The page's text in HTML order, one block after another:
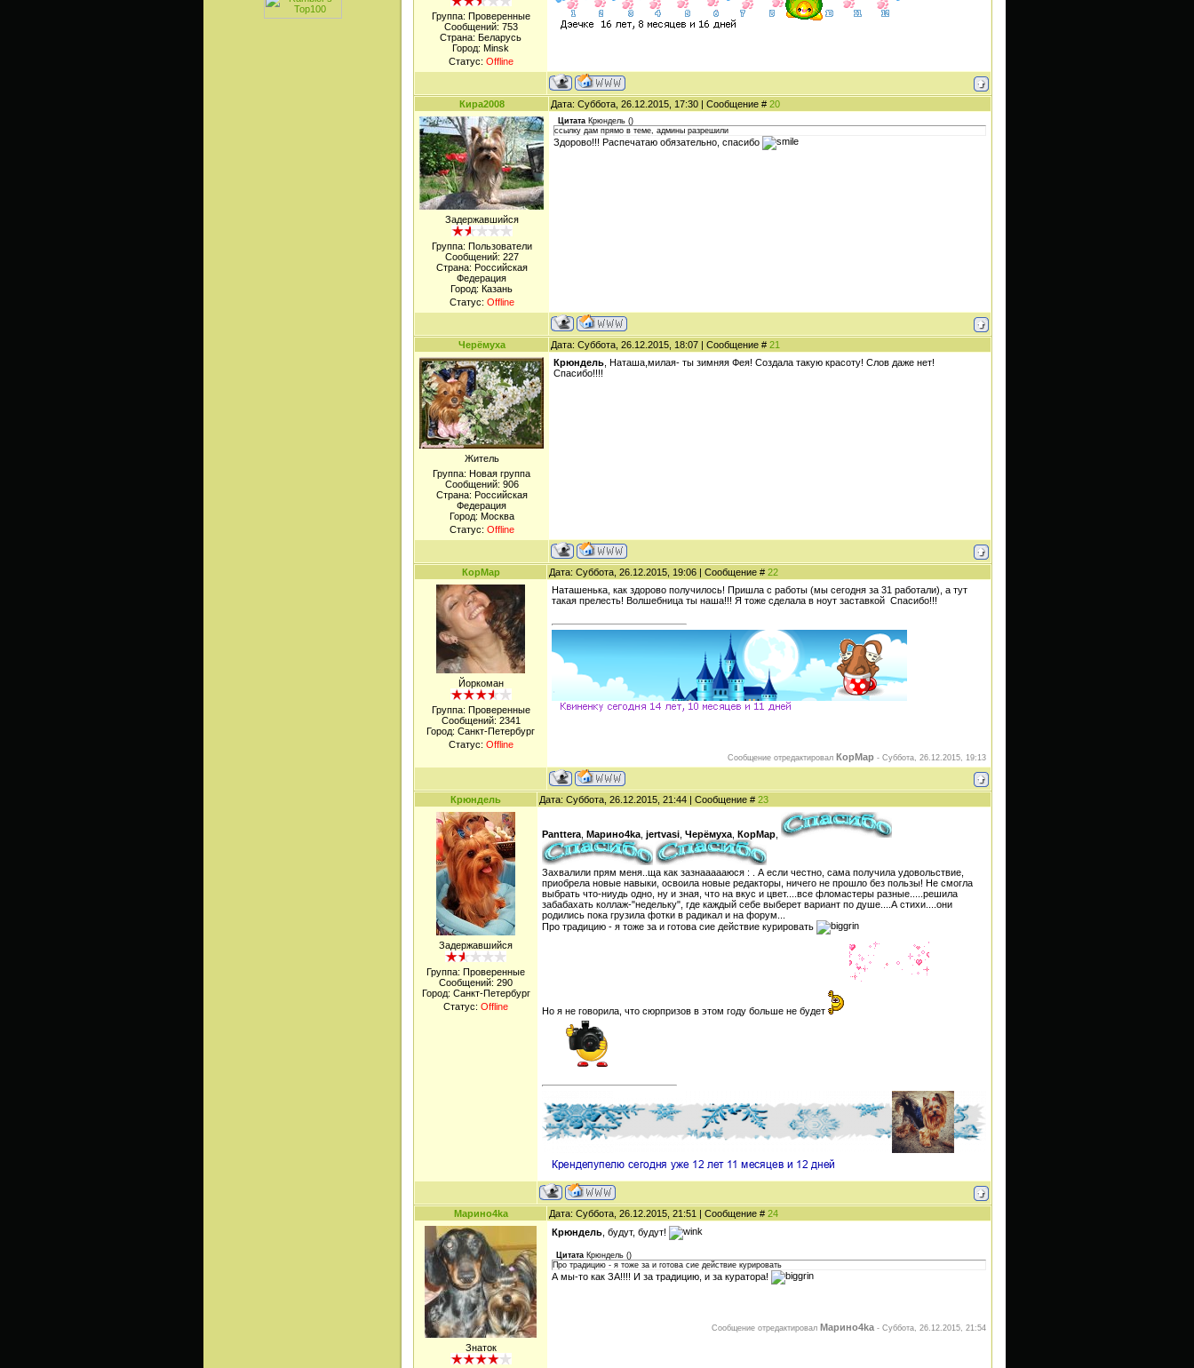
Группа: Проверенные
Сообщений: 753
Страна: Беларусь
Город: Minsk
Статус: Offline
Кира2008 Дата: Суббота, 26.12.2015, 17:30 | Сообщение # 20
Задержавшийся
Группа: Пользователи
Сообщений: 227
Страна: Российская
Федерация
Город: Казань
Статус: Offline
Цитата Крюндель ()
ссылку дам прямо в теме, админы разрешили
Здорово!!! Распечатаю обязательно, спасибо
Черёмуха Дата: Суббота, 26.12.2015, 18:07 | Сообщение # 21
Житель
Группа: Новая группа
Сообщений: 906
Страна: Российская
Федерация
Город: Москва
Статус: Offline
Крюндель , Наташа,милая- ты зимняя Фея! Создала такую красоту! Слов даже нет!
Спасибо!!!!
КорМар Дата: Суббота, 26.12.2015, 19:06 | Сообщение # 22
Йоркоман
Группа: Проверенные
Сообщений: 2341
Город: Санкт-Петербург
Статус: Offline
Наташенька, как здорово получилось! Пришла с работы (мы сегодня за 31 работали), а тут
такая прелесть! Волшебница ты наша!!! Я тоже сделала в ноут заставкой Спасибо!!!
Сообщение отредактировал КорМар - Суббота, 26.12.2015, 19:13
Крюндель Дата: Суббота, 26.12.2015, 21:44 | Сообщение # 23
Задержавшийся
Группа: Проверенные
Сообщений: 290
Город: Санкт-Петербург
Статус: Offline
Panttera Марино4kа jertvasi Черёмуха КорМар
Захвалили прям меня..ща как зазнаааааюся : . А если честно, сама получила удовольствие,
приобрела новые навыки, освоила новые редакторы, ничего не прошло без пользы! Не смогла
выбрать что-ниудь одно, ну и зная, что на вкус и цвет....все фломастеры разные.....решила
забабахать коллаж-"недельку", где каждый себе выберет вариант по душе....А стихи....они
родились пока грузила фотки в радикал и на форум...
Про традицию - я тоже за и готова сие действие курировать
Но я не говорила, что сюрпризов в этом году больше не будет
Марино4kа Дата: Суббота, 26.12.2015, 21:51 | Сообщение # 24
Знаток
Крюндель , будут, будут!
Цитата Крюндель ()
Про традицию - я тоже за и готова сие действие курировать
А мы-то как ЗА!!!! И за традицию, и за куратора!
Сообщение отредактировал Марино4kа - Суббота, 26.12.2015, 21:54